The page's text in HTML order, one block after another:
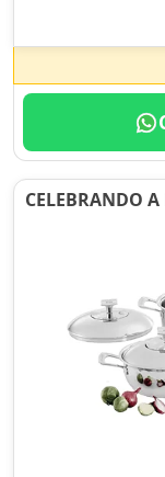
CELEBRANDO